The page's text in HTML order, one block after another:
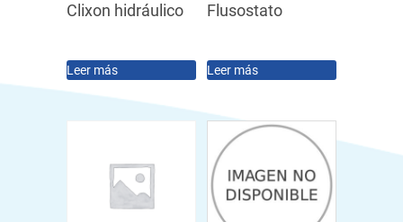
Clixon hidráulico
Leer más
Flusostato
Leer más